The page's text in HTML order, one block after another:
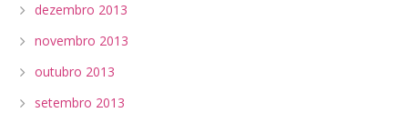
dezembro 2013
novembro 2013
outubro 2013
setembro 2013